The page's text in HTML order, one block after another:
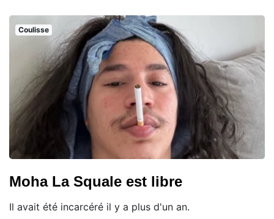
Coulisse
Moha La Squale est libre
Il avait été incarcéré il y a plus d'un an.